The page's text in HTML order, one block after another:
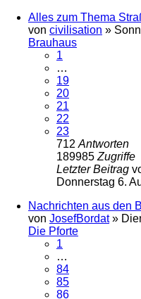
Alles zum Thema
von civilisation »
Brauhaus
1
…
19
20
21
22
23
712 Antworten
189985 Zugriffe
Letzter Beitrag
Donnerstag 6.
Nachrichten aus den
von JosefBordat»
Die Pforte
1
…
84
85
86